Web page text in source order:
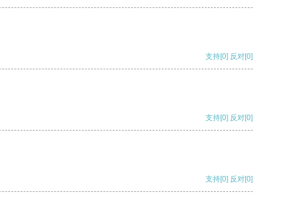
支持[0] 反对[0]
支持[0] 反对[0]
支持[0] 反对[0]